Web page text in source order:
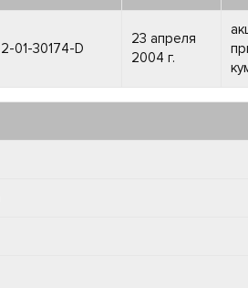
2-01-30174-D
23 апреля
2004 г.